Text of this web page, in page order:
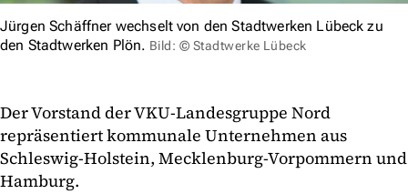
Jürgen Schäffner wechselt von den Stadtwerken Lübeck zu
den Stadtwerken Plön. Bild: © Stadtwerke Lübeck
Der Vorstand der VKU-Landesgruppe Nord
repräsentiert kommunale Unternehmen aus
Schleswig-Holstein, Mecklenburg-Vorpommern und
Hamburg.